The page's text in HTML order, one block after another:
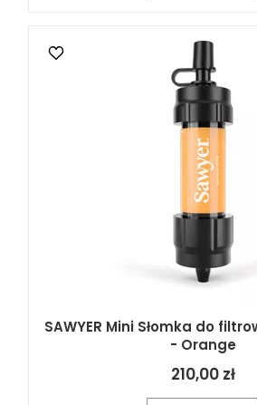
SAWYER Mini Słomka do
- Orange
210,00 zł